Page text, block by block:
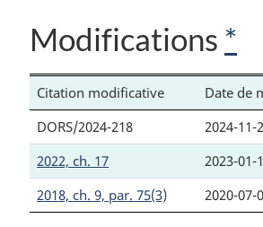
Modifications *
Citation modificative
Date de
DORS/2024-218
2024-11-
2022, ch. 17
2023-01-
2018, ch. 9, par. 75(3)
2020-07-